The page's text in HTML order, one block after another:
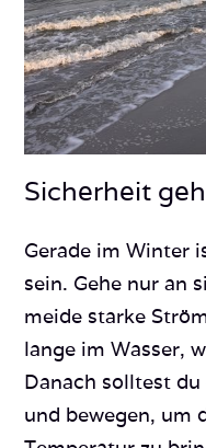
Sicherheit
Gerade im Winter
sein. Gehe nur an
meide starke
lange im Wasser,
Danach solltest
und bewegen, um